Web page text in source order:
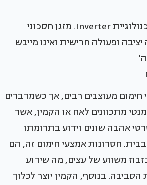
מזגן מיני מרכזי בטכנולוגיית Inverter. מזגן חסכוני
ופעולה חרישית ואינו מייבש
חימום מעוצבים רבים, אך כשמדברים
מתכוונים לאח או הקמין, אשר
אהבה שונים וידוע בתרומתו
חסרונות אמצעי חימום זה, הם
משווע של עצים, מה שידוע
הסביבה. בנוסף, הקמין יוצר לכלוך